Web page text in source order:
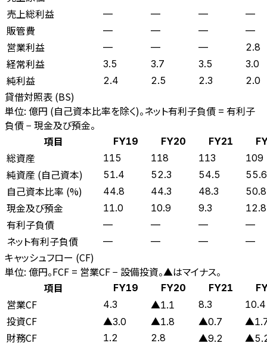
売上総利益 — — — —
販管費 — — — —
営業利益 — — — 2.8
経常利益 3.5 3.7 3.5 3.0
純利益 2.4 2.5 2.3 2.0
貸借対照表 (BS)
単位: 億円 (自己資本比率を除く)。ネット有利子負債 = 有利子
負債 − 現金及び預金。
項目
FY19 FY20 FY21
総資産 115 118 113 109
純資産 (自己資本) 51.4 52.3 54.5 55.6
自己資本比率 (%) 44.8 44.3 48.3 50.8
現金及び預金 11.0 10.9 9.3 12.8
有利子負債 — — — —
ネット有利子負債 — — — —
キャッシュフロー (CF)
単位: 億円。FCF = 営業CF − 設備投資。▲はマイナス。
項目
FY19 FY20 FY21
営業CF 4.3 ▲1.1 8.3 10.4
投資CF ▲3.0 ▲1.8 ▲0.7
財務CF 1.2 2.8 ▲9.2